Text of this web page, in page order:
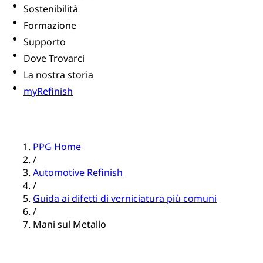
Sostenibilità
Formazione
Supporto
Dove Trovarci
La nostra storia
myRefinish
PPG Home
/
Automotive Refinish
/
Guida ai difetti di verniciatura più comuni
/
Mani sul Metallo